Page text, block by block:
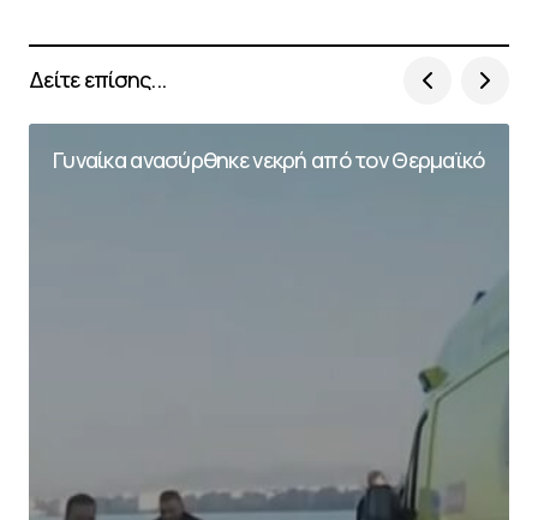
Δείτε επίσης...
Γυναίκα ανασύρθηκε νεκρή από τον Θερμαϊκό